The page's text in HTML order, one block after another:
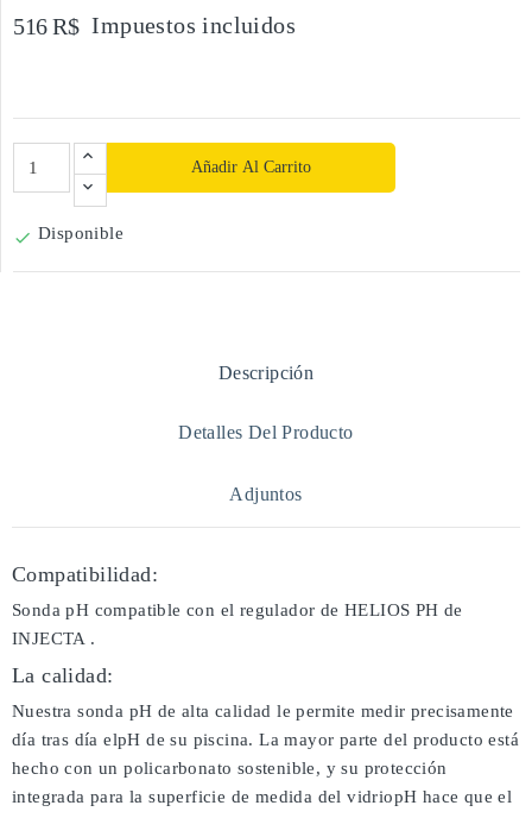
516 R$ Impuestos incluidos
Añadir Al Carrito
 Disponible
Descripción
Detalles Del Producto
Adjuntos
Compatibilidad:
Sonda pH compatible con el regulador de HELIOS PH de
INJECTA .
La calidad:
Nuestra sonda pH de alta calidad le permite medir precisamente
día tras día elpH de su piscina. La mayor parte del producto está
hecho con un policarbonato sostenible, y su protección
integrada para la superficie de medida del vidriopH hace que el